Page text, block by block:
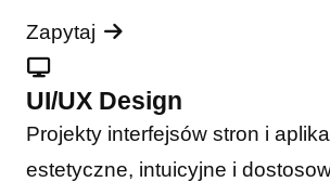
Zapytaj
UI/UX Design
Projekty interfejsów stron i
estetyczne, intuicyjne i